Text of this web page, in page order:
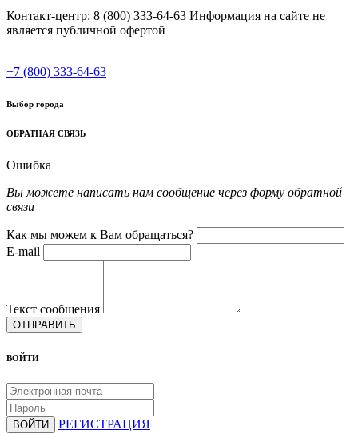
Контакт-центр: 8 (800) 333-64-63 Информация на сайте не
является публичной офертой
+7 (800) 333-64-63
Выбор города
ОБРАТНАЯ СВЯЗЬ
Ошибка
Вы можете написать нам сообщение через форму обратной
связи
Как мы можем к Вам обращаться?
E-mail
Текст сообщения
ОТПРАВИТЬ
ВОЙТИ
ВОЙТИ
РЕГИСТРАЦИЯ